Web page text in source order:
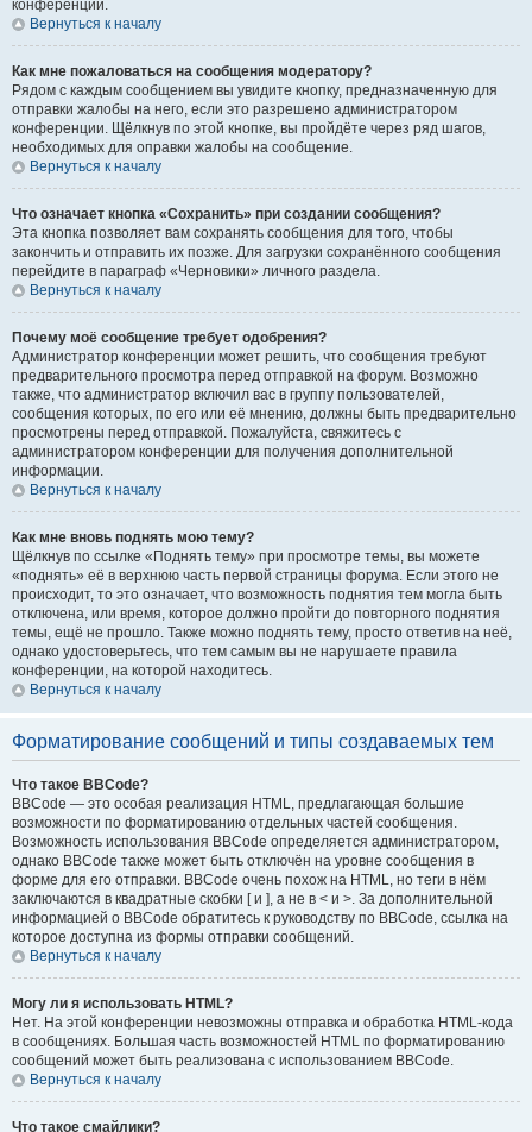
конференции.
Вернуться к началу
Как мне пожаловаться на сообщения модератору?
Рядом с каждым сообщением вы увидите кнопку, предназначенную для
отправки жалобы на него, если это разрешено администратором
конференции. Щёлкнув по этой кнопке, вы пройдёте через ряд шагов,
необходимых для оправки жалобы на сообщение.
Вернуться к началу
Что означает кнопка «Сохранить» при создании сообщения?
Эта кнопка позволяет вам сохранять сообщения для того, чтобы
закончить и отправить их позже. Для загрузки сохранённого сообщения
перейдите в параграф «Черновики» личного раздела.
Вернуться к началу
Почему моё сообщение требует одобрения?
Администратор конференции может решить, что сообщения требуют
предварительного просмотра перед отправкой на форум. Возможно
также, что администратор включил вас в группу пользователей,
сообщения которых, по его или её мнению, должны быть предварительно
просмотрены перед отправкой. Пожалуйста, свяжитесь с
администратором конференции для получения дополнительной
информации.
Вернуться к началу
Как мне вновь поднять мою тему?
Щёлкнув по ссылке «Поднять тему» при просмотре темы, вы можете
«поднять» её в верхнюю часть первой страницы форума. Если этого не
происходит, то это означает, что возможность поднятия тем могла быть
отключена, или время, которое должно пройти до повторного поднятия
темы, ещё не прошло. Также можно поднять тему, просто ответив на неё,
однако удостоверьтесь, что тем самым вы не нарушаете правила
конференции, на которой находитесь.
Вернуться к началу
Форматирование сообщений и типы создаваемых тем
Что такое BBCode?
BBCode — это особая реализация HTML, предлагающая большие
возможности по форматированию отдельных частей сообщения.
Возможность использования BBCode определяется администратором,
однако BBCode также может быть отключён на уровне сообщения в
форме для его отправки. BBCode очень похож на HTML, но теги в нём
заключаются в квадратные скобки [ и ], а не в < и >. За дополнительной
информацией о BBCode обратитесь к руководству по BBCode, ссылка на
которое доступна из формы отправки сообщений.
Вернуться к началу
Могу ли я использовать HTML?
Нет. На этой конференции невозможны отправка и обработка HTML-кода
в сообщениях. Большая часть возможностей HTML по форматированию
сообщений может быть реализована с использованием BBCode.
Вернуться к началу
Что такое смайлики?